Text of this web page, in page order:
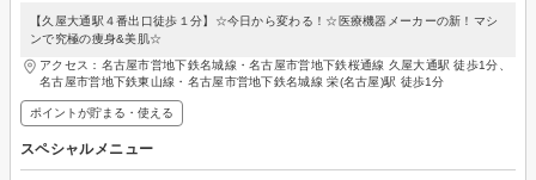
【久屋大通駅４番出口徒歩１分】☆今日から変わる！☆医療機器メーカーの新！マシ
ンで究極の痩身&美肌☆
アクセス：名古屋市営地下鉄名城線・名古屋市営地下鉄桜通線 久屋大通駅 徒歩1分、
名古屋市営地下鉄東山線・名古屋市営地下鉄名城線 栄(名古屋)駅 徒歩1分
ポイントが貯まる・使える
スペシャルメニュー